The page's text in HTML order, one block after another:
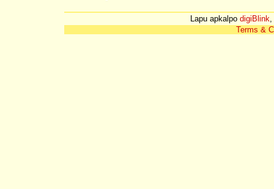
Lapu apkalpo digiBlink,
Terms &